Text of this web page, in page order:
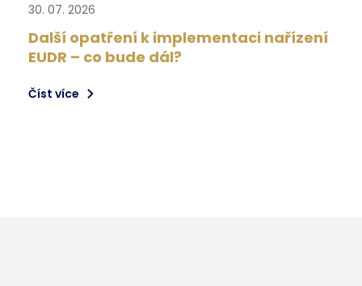
30. 07. 2026
Další opatření k implementaci nařízení
EUDR – co bude dál?
Číst více